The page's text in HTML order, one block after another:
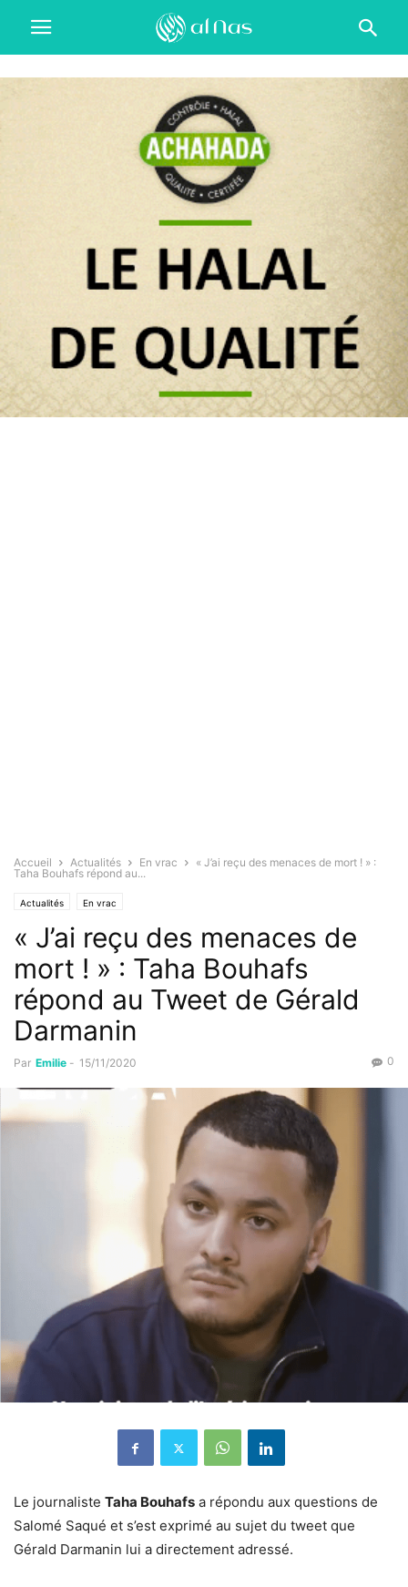
Accueil Actualités En vrac
« J’ai reçu des menaces de mort ! » :
Taha Bouhafs répond au...
Actualités En vrac
« J’ai reçu des menaces de
mort ! » : Taha Bouhafs
répond au Tweet de Gérald
Darmanin
Par Emilie - 15/11/2020 0
Le journaliste Taha Bouhafs a répondu aux questions de
Salomé Saqué et s’est exprimé au sujet du tweet que
Gérald Darmanin lui a directement adressé.